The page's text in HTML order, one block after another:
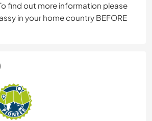
find out more information please
in your home country BEFORE